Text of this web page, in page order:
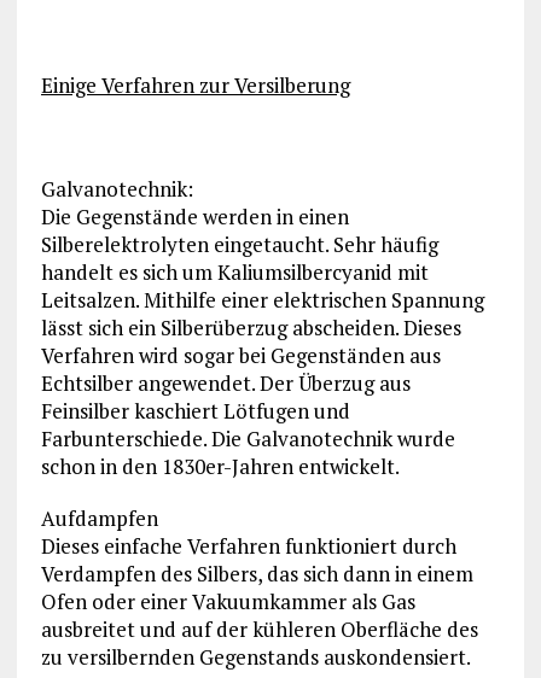
Einige Verfahren zur Versilberung
Galvanotechnik:
Die Gegenstände werden in einen
Silberelektrolyten eingetaucht. Sehr häufig
handelt es sich um Kaliumsilbercyanid mit
Leitsalzen. Mithilfe einer elektrischen Spannung
lässt sich ein Silberüberzug abscheiden. Dieses
Verfahren wird sogar bei Gegenständen aus
Echtsilber angewendet. Der Überzug aus
Feinsilber kaschiert Lötfugen und
Farbunterschiede. Die Galvanotechnik wurde
schon in den 1830er-Jahren entwickelt.
Aufdampfen
Dieses einfache Verfahren funktioniert durch
Verdampfen des Silbers, das sich dann in einem
Ofen oder einer Vakuumkammer als Gas
ausbreitet und auf der kühleren Oberfläche des
zu versilbernden Gegenstands auskondensiert.